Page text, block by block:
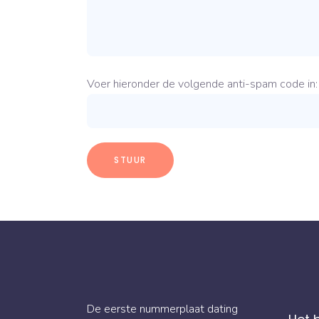
Voer hieronder de volgende anti-spam code
De eerste nummerplaat dating